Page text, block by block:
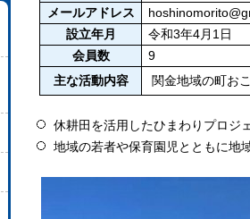
メールアドレス
設立年月
令和3年4月1日
会員数
9
主な活動内容
関金地域の町お
休耕田を活用したひまわりプロジ
地域の若者や保育園児とともに地